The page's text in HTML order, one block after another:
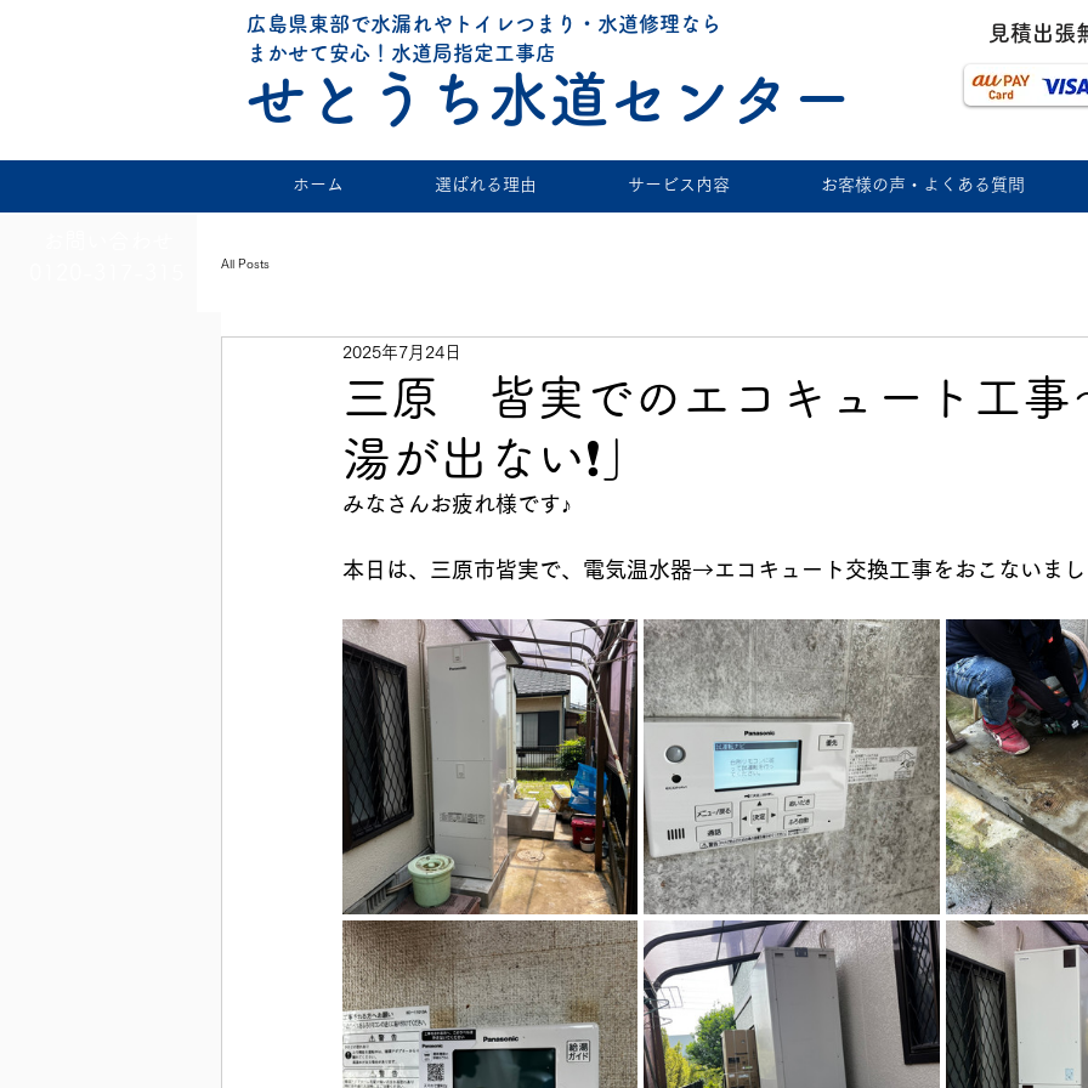
せとうち水道センター
広島県東部で水漏れやトイレつまり・水道修理なら
まかせて安心！水道局指定工事店
見積出張
ホーム 選ばれる理由 サービス内容 お客様の声・よくある質問
All Posts
三原 皆実でのエコキュート工事
湯が出ない❗️」
2025年7月24日
みなさんお疲れ様です♪
本日は、三原市皆実で、電気温水器→エコキュート交換工事をおこないまし